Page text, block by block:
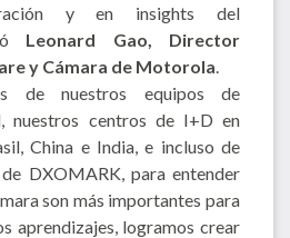
y en insights del
Leonard Gao, Director
y Cámara de Motorola.
de nuestros equipos de
nuestros centros de I+D en
China e India, e incluso de
DXOMARK, para entender
son más importantes para
aprendizajes, logramos crear